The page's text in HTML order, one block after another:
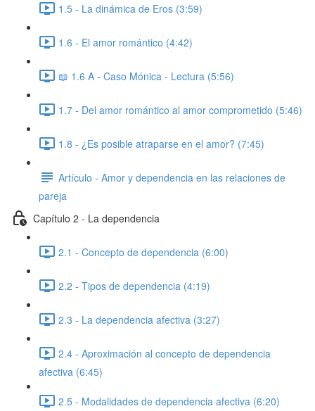
1.5 - La dinámica de Eros (3:59)
1.6 - El amor romántico (4:42)
📖 1.6 A - Caso Mónica - Lectura (5:56)
1.7 - Del amor romántico al amor comprometido (5:46)
1.8 - ¿Es posible atraparse en el amor? (7:45)
Artículo - Amor y dependencia en las relaciones de
pareja
Capítulo 2 - La dependencia
2.1 - Concepto de dependencia (6:00)
2.2 - Tipos de dependencia (4:19)
2.3 - La dependencia afectiva (3:27)
2.4 - Aproximación al concepto de dependencia
afectiva (6:45)
2.5 - Modalidades de dependencia afectiva (6:20)